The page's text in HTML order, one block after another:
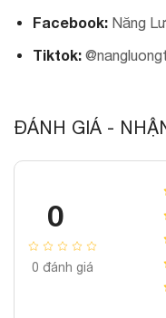
Facebook: Năng
Tiktok:
ĐÁNH GIÁ -
0
0 đánh giá